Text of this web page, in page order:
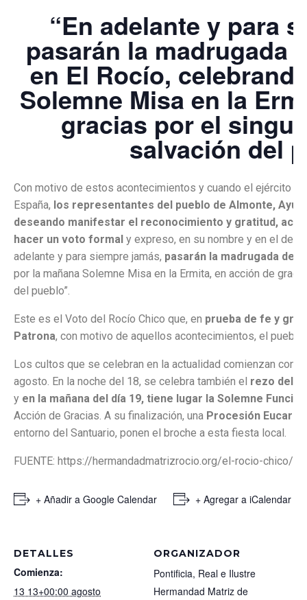
“En adelante y para
pasarán la madrugada
en El Rocío,
Solemne Misa en la
gracias por el
salvación del
Con motivo de estos acontecimientos y cuando el ejército
España, los representantes del pueblo de Almonte,
deseando manifestar el reconocimiento y gratitud,
hacer un voto formal y expreso, en su nombre y en el de
adelante y para siempre jamás, pasarán la madrugada del
por la mañana Solemne Misa en la Ermita, en acción de
del pueblo”.
Este es el Voto del Rocío Chico que, en prueba de fe y
Patrona, con motivo de aquellos acontecimientos, el
Los cultos que se celebran en la actualidad comienzan con
agosto. En la noche del 18, se celebra también el rezo del
y en la mañana del día 19, tiene lugar la Solemne
Acción de Gracias. A su finalización, una Procesión
entorno del Santuario, ponen el broche a esta fiesta local.
FUENTE: https://hermandadmatrizrocio.org/el-rocio-chico/
+ Añadir a Google Calendar + Agregar a iCalendar
DETALLES
Comienza:
13 13+00:00 agosto
ORGANIZADOR
Pontificia, Real e Ilustre
Hermandad Matriz de